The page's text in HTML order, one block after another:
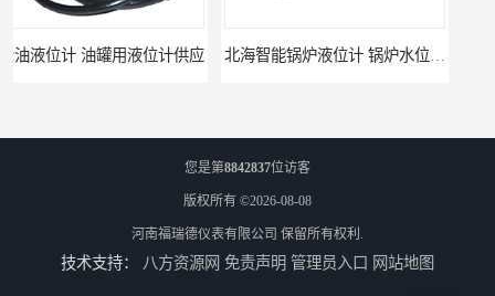
计供应 北海智能锅炉液位计 锅炉水位计厂商 自动适应自动校准
您是第8842837位访客
版权所有 ©2026-08-08
河南福瑞德仪表有限公司 保留所有权利.
技术支持： 八方资源网 免责声明 管理员入口 网站地图